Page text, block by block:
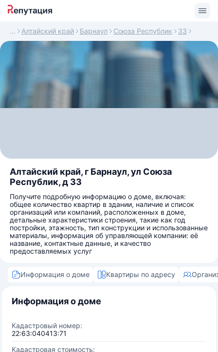
Алтайский край Барнаул Союза Республик 33
Алтайский край, г Барнаул, ул Союза
Республик, д 33
Получите подробную информацию о доме, включая:
общее количество квартир в здании, наличие и список
организаций или компаний, расположенных в доме,
детальные характеристики строения, такие как год
постройки, этажность, тип конструкции и использованные
материалы, информация об управляющей компании: её
название, контактные данные, и качество
предоставляемых услуг
Информация о доме Квартиры по адресу
Информация о доме
Кадастровый номер:
22:63:040413:71
Кадастровая стоимость: